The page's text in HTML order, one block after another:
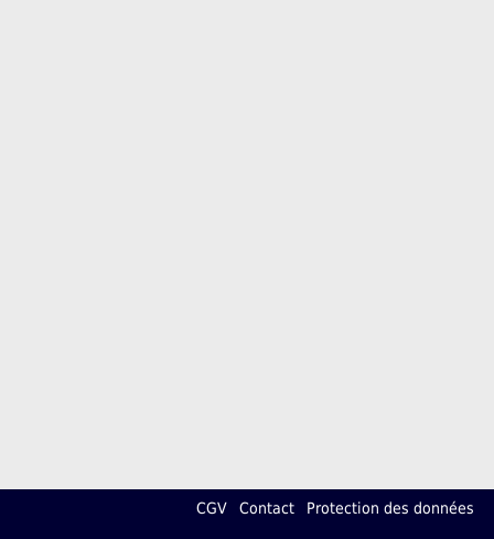
CGV Contact Protection des données